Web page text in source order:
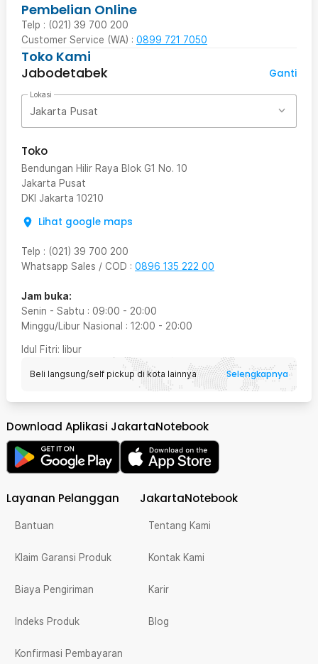
Pembelian Online
Telp : (021) 39 700 200
Customer Service (WA) : 0899 721 7050
Toko Kami
Jabodetabek
Ganti
Lokasi
Jakarta Pusat
Toko
Bendungan Hilir Raya Blok G1 No. 10
Jakarta Pusat
DKI Jakarta 10210
Lihat google maps
Telp : (021) 39 700 200
Whatsapp Sales / COD : 0896 135 222 00
Jam buka:
Senin - Sabtu : 09:00 - 20:00
Minggu/Libur Nasional : 12:00 - 20:00
Idul Fitri: libur
Beli langsung/self pickup di kota lainnya Selengkapnya
Download Aplikasi JakartaNotebook
Layanan Pelanggan
Bantuan
Klaim Garansi Produk
Biaya Pengiriman
Indeks Produk
Konfirmasi Pembayaran
JakartaNotebook
Tentang Kami
Kontak Kami
Karir
Blog